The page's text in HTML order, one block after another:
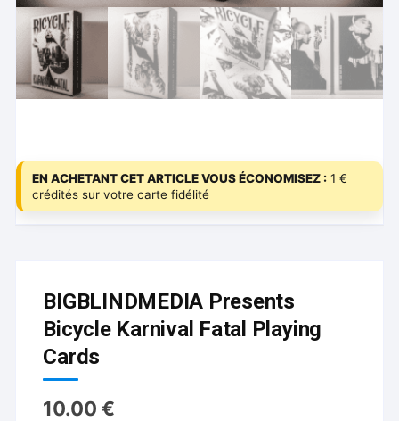
EN ACHETANT CET ARTICLE VOUS ÉCONOMISEZ : 1 €
crédités sur votre carte fidélité
BIGBLINDMEDIA Presents
Bicycle Karnival Fatal Playing
Cards
10.00€